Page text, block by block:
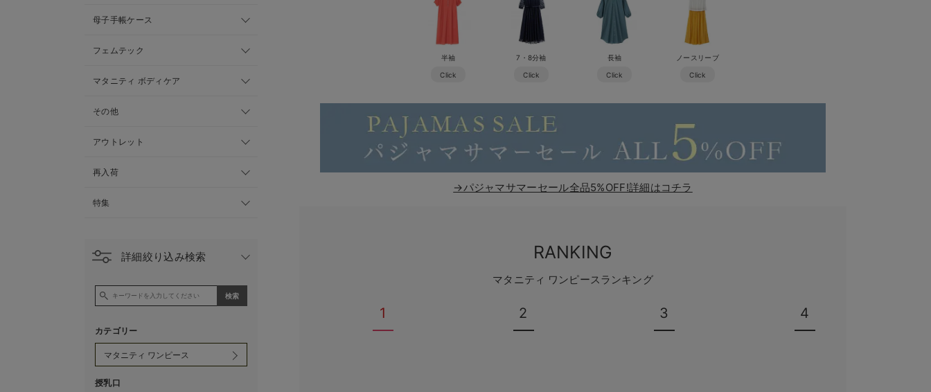
母子手帳ケース
フェムテック
マタニティ ボディケア
その他
アウトレット
再入荷
特集
詳細絞り込み検索
カテゴリー
授乳口
半袖
Click
7・8分袖
Click
長袖
Click
ノースリーブ
Click
→パジャマサマーセール全品5%OFF!詳細はコチラ
RANKING
マタニティ ワンピースランキング
1 2 3 4